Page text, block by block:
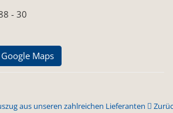
- 30
Maps
aus unseren zahlreichen Lieferanten